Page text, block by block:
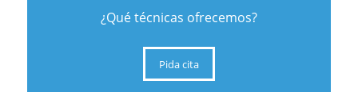
¿Qué técnicas ofrecemos?
Pida cita